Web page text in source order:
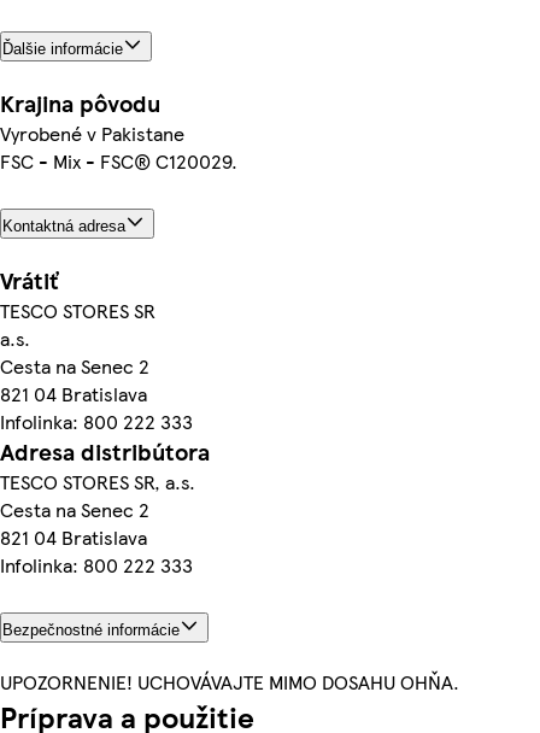
Ďalšie informácie
Krajina pôvodu
Vyrobené v Pakistane
FSC - Mix - FSC® C120029.
Kontaktná adresa
Vrátiť
TESCO STORES SR
a.s.
Cesta na Senec 2
821 04 Bratislava
Infolinka: 800 222 333
Adresa distribútora
TESCO STORES SR, a.s.
Cesta na Senec 2
821 04 Bratislava
Infolinka: 800 222 333
Bezpečnostné informácie
UPOZORNENIE! UCHOVÁVAJTE MIMO DOSAHU OHŇA.
Príprava a použitie